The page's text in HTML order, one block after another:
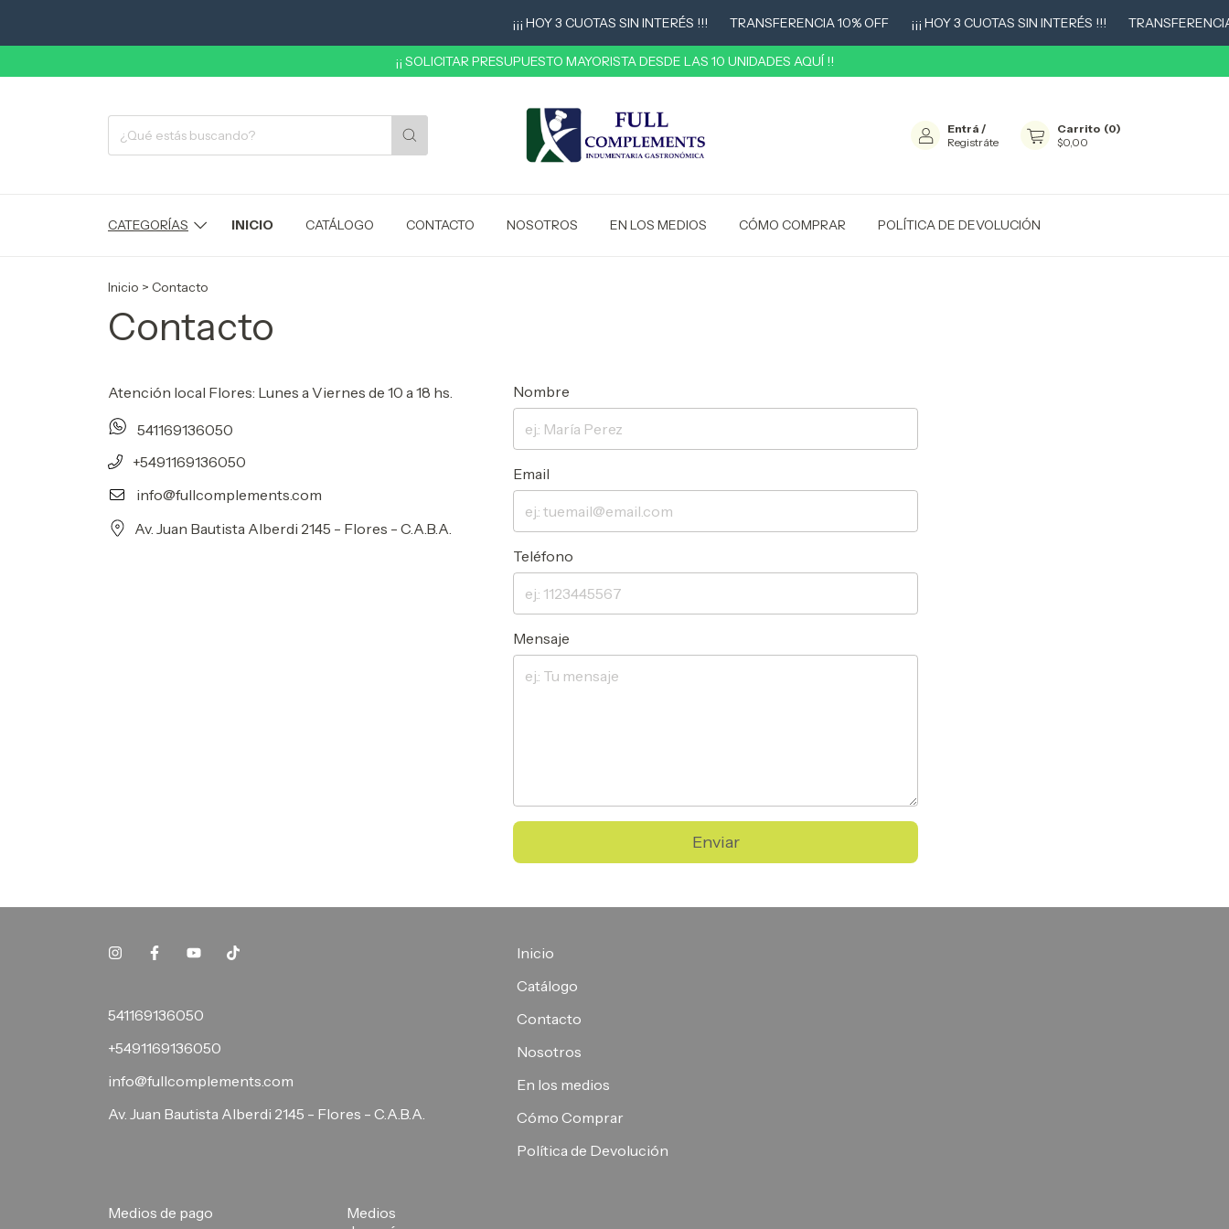
¡¡¡ HOY 3 CUOTAS SIN INTERÉS !!! TRANSFERENCIA 10% OFF ¡¡¡ HOY 3 CUOTAS SIN INTERÉS !!! TRANSFERENCIA
¡¡ SOLICITAR PRESUPUESTO MAYORISTA DESDE LAS 10 UNIDADES AQUÍ !!
Entrá /
Registráte
Carrito (0)
$0,00
CATEGORÍAS INICIO CATÁLOGO CONTACTO NOSOTROS EN LOS MEDIOS CÓMO COMPRAR POLÍTICA DE DEVOLUCIÓN
Inicio > Contacto
Contacto
Atención local Flores: Lunes a Viernes de 10 a 18 hs.
541169136050
+5491169136050
info@fullcomplements.com
Av. Juan Bautista Alberdi 2145 - Flores - C.A.B.A.
Nombre
Email
Teléfono
Mensaje
Enviar
541169136050
+5491169136050
info@fullcomplements.com
Av. Juan Bautista Alberdi 2145 - Flores - C.A.B.A.
Inicio
Catálogo
Contacto
Nosotros
En los medios
Cómo Comprar
Política de Devolución
Medios de pago
Medios